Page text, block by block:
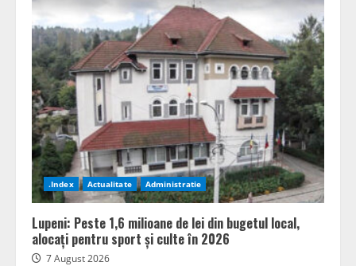
.Index Actualitate Administratie
Lupeni: Peste 1,6 milioane de lei din bugetul local,
alocați pentru sport și culte în 2026
7 August 2026